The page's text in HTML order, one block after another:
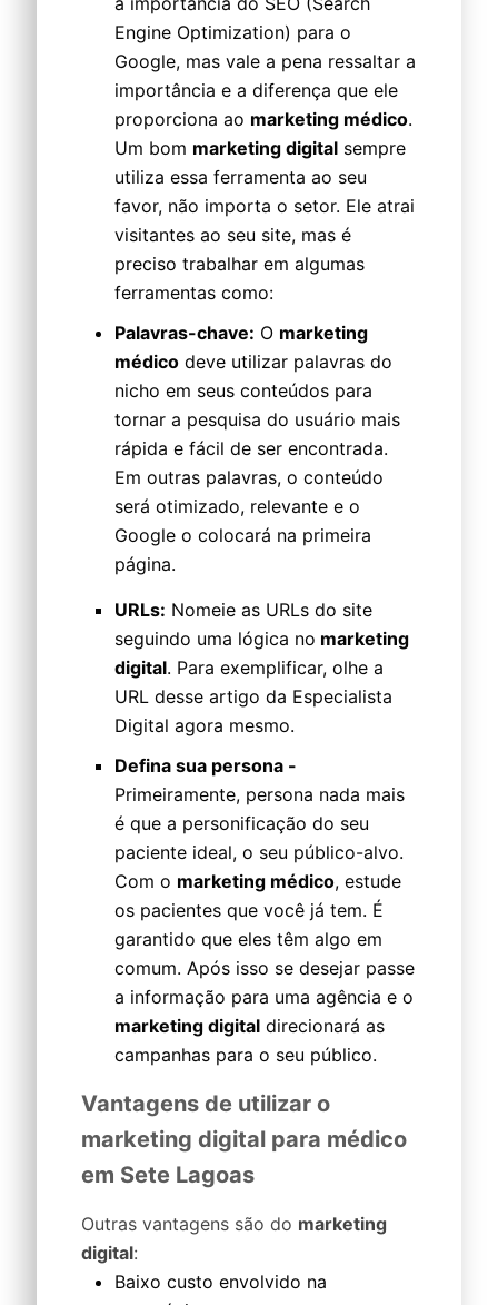
Engine Optimization) para o
Google, mas vale a pena ressaltar a
importância e a diferença que ele
proporciona ao marketing médico.
Um bom marketing digital sempre
utiliza essa ferramenta ao seu
favor, não importa o setor. Ele atrai
visitantes ao seu site, mas é
preciso trabalhar em algumas
ferramentas como:
Palavras-chave: O marketing
médico deve utilizar palavras do
nicho em seus conteúdos para
tornar a pesquisa do usuário mais
rápida e fácil de ser encontrada.
Em outras palavras, o conteúdo
será otimizado, relevante e o
Google o colocará na primeira
página.
URLs: Nomeie as URLs do site
seguindo uma lógica no marketing
digital. Para exemplificar, olhe a
URL desse artigo da Especialista
Digital agora mesmo.
Defina sua persona -
Primeiramente, persona nada mais
é que a personificação do seu
paciente ideal, o seu público-alvo.
Com o marketing médico, estude
os pacientes que você já tem. É
garantido que eles têm algo em
comum. Após isso se desejar passe
a informação para uma agência e o
marketing digital direcionará as
campanhas para o seu público.
Vantagens de utilizar o
marketing digital para médico
em Sete Lagoas
Outras vantagens são do marketing
digital:
Baixo custo envolvido na